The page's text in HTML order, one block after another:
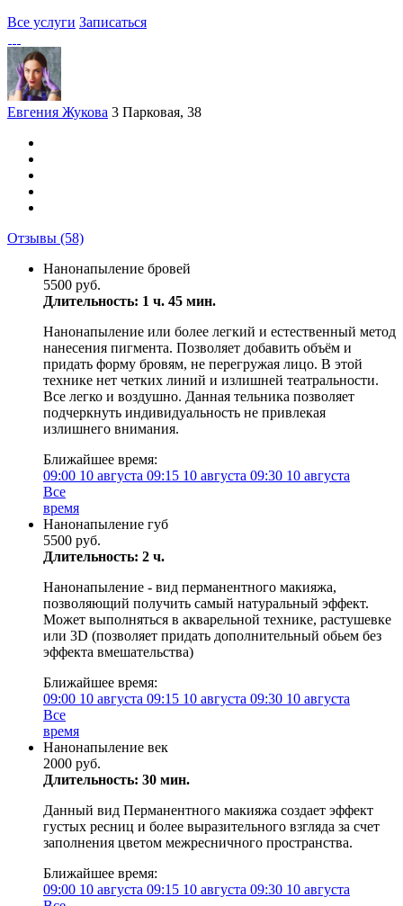
Все услуги Записаться
Евгения Жукова 3 Парковая, 38
Отзывы (58)
Нанонапыление бровей
5500 руб.
Длительность: 1 ч. 45 мин.
Нанонапыление или более легкий и естественный метод
нанесения пигмента. Позволяет добавить объём и
придать форму бровям, не перегружая лицо. В этой
технике нет четких линий и излишней театральности.
Все легко и воздушно. Данная тельника позволяет
подчеркнуть индивидуальность не привлекая
излишнего внимания.
Ближайшее время:
09:00 10 августа 09:15 10 августа 09:30 10 августа
Все
время
Нанонапыление губ
5500 руб.
Длительность: 2 ч.
Нанонапыление - вид перманентного макияжа,
позволяющий получить самый натуральный эффект.
Может выполняться в акварельной технике, растушевке
или 3D (позволяет придать дополнительный обьем без
эффекта вмешательства)
Ближайшее время:
09:00 10 августа 09:15 10 августа 09:30 10 августа
Все
время
Нанонапыление век
2000 руб.
Длительность: 30 мин.
Данный вид Перманентного макияжа создает эффект
густых ресниц и более выразительного взгляда за счет
заполнения цветом межресничного пространства.
Ближайшее время:
09:00 10 августа 09:15 10 августа 09:30 10 августа